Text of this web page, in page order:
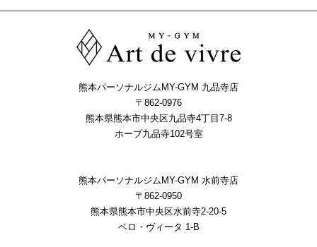
熊本パーソナルジムMY-GYM 九品寺店
〒862-0976
熊本県熊本市中央区九品寺4丁目7-8
ホープ九品寺102号室
熊本パーソナルジムMY-GYM 水前寺店
〒862-0950
熊本県熊本市中央区水前寺2-20-5
ベロ・ヴィータ 1-B